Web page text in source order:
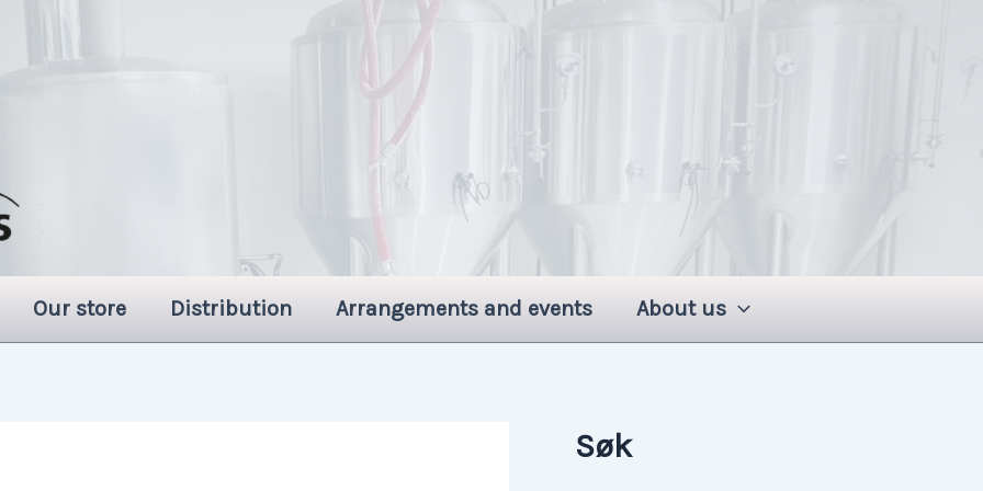
Our store Distribution Arrangements and events About us
Søk